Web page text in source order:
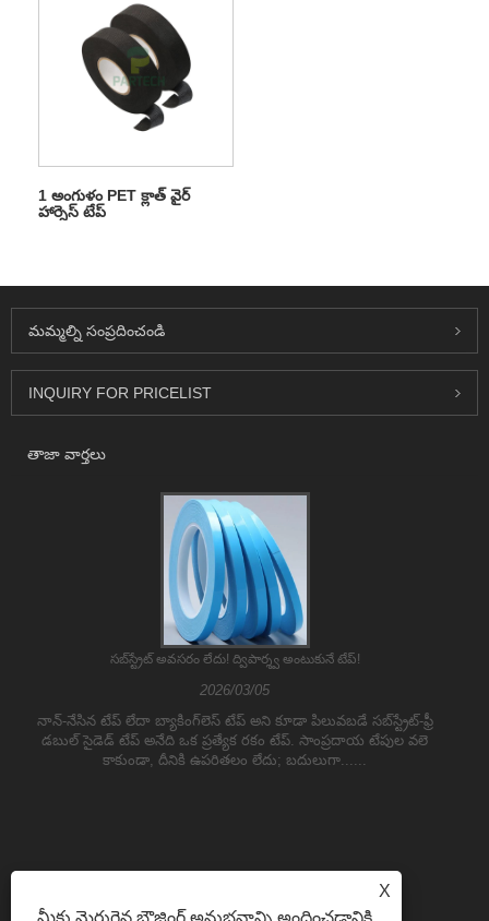
1 అంగుళం PET క్లాత్ వైర్
హార్నెస్ టేప్
మమ్మల్ని సంప్రదించండి
INQUIRY FOR PRICELIST
తాజా వార్తలు
సబ్‌స్ట్రేట్ అవసరం లేదు! ద్విపార్శ్వ అంటుకునే టేప్!
2026/03/05
నాన్-నేసిన టేప్ లేదా బ్యాకింగ్‌లెస్ టేప్ అని కూడా పిలువబడే సబ్‌స్ట్రేట్-ఫ్రీ
డబుల్ సైడెడ్ టేప్ అనేది ఒక ప్రత్యేక రకం టేప్. సాంప్రదాయ టేపుల వలె
కాకుండా, దీనికి ఉపరితలం లేదు; బదులుగా......
X
మీకు మెరుగైన బ్రౌజింగ్ అనుభవాన్ని అందించడానికి,